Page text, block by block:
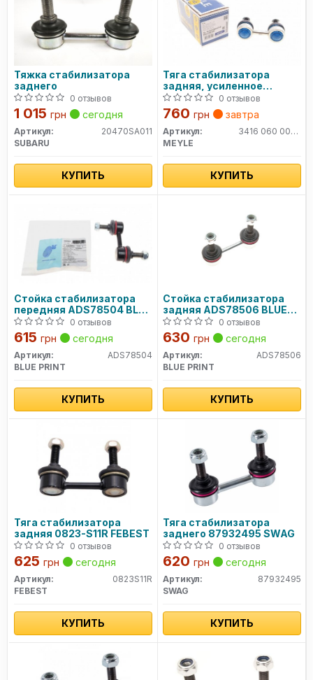
Тяжка стабилизатора
заднего
0 отзывов
1 015 грн сегодня
Артикул:
20470SA011
SUBARU
КУПИТЬ
Тяга стабилизатора
задняя, усиленное
исполнение Subaru
FORESTER (SG) 34-16 060
0004/HD MEYLE
0 отзывов
760 грн завтра
Артикул:
3416 060 0004HD
MEYLE
КУПИТЬ
Стойка стабилизатора
передняя ADS78504 BLUE
PRINT
0 отзывов
615 грн сегодня
Артикул:
ADS78504
BLUE PRINT
КУПИТЬ
Стойка стабилизатора
задняя ADS78506 BLUE
PRINT
0 отзывов
630 грн сегодня
Артикул:
ADS78506
BLUE PRINT
КУПИТЬ
Тяга стабилизатора
задняя 0823-S11R FEBEST
0 отзывов
625 грн сегодня
Артикул:
0823S11R
FEBEST
КУПИТЬ
Тяга стабилизатора
заднего 87932495 SWAG
0 отзывов
620 грн сегодня
Артикул:
87932495
SWAG
КУПИТЬ